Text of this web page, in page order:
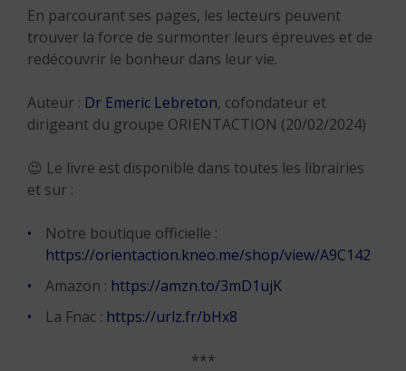
En parcourant ses pages, les lecteurs peuvent
trouver la force de surmonter leurs épreuves et de
redécouvrir le bonheur dans leur vie.
Auteur : Dr Emeric Lebreton, cofondateur et
dirigeant du groupe ORIENTACTION (20/02/2024)
😉 Le livre est disponible dans toutes les librairies
et sur :
Notre boutique officielle :
https://orientaction.kneo.me/shop/view/A9C142
Amazon : https://amzn.to/3mD1ujK
La Fnac : https://urlz.fr/bHx8
***